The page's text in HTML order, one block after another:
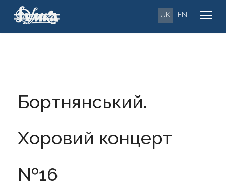
UK EN
Бортнянський.
Хоровий концерт
№16